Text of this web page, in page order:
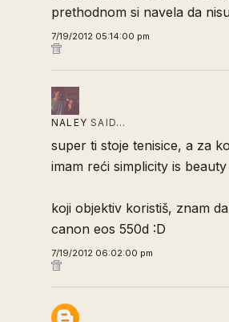
prethodnom si navela da
7/19/2012 05:14:00 pm
NALEY SAID…
super ti stoje tenisice, a za
imam reći simplicity is beauty
koji objektiv koristiš, znam
canon eos 550d :D
7/19/2012 06:02:00 pm